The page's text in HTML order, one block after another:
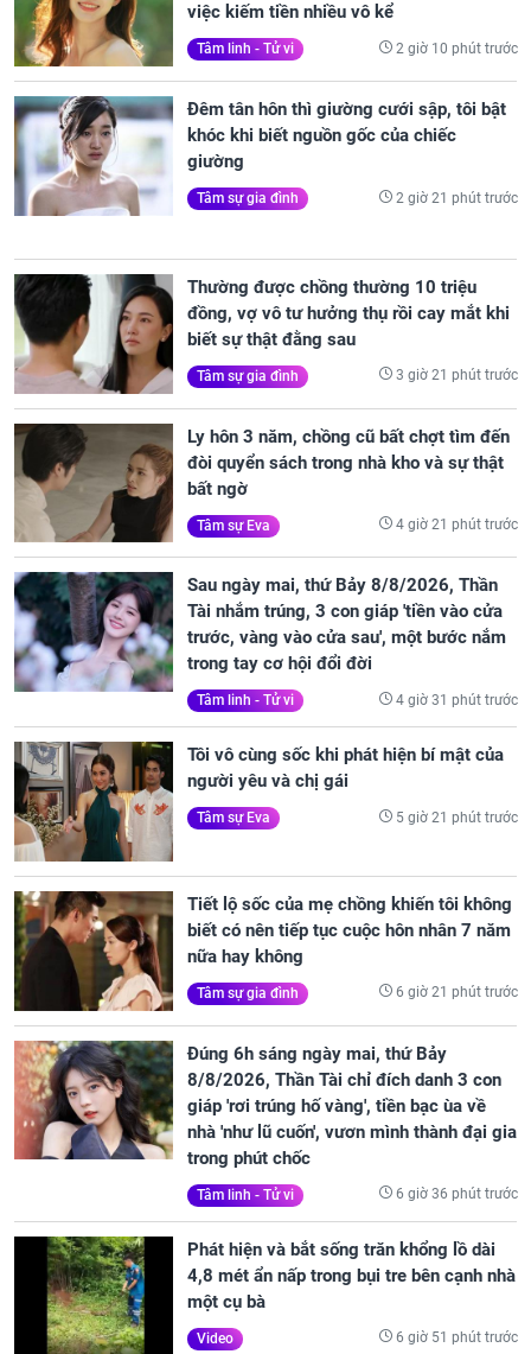
việc kiếm tiền nhiều vô kể
Tâm linh - Tử vi 2 giờ 10 phút trước
Đêm tân hôn thì giường cưới sập, tôi bật
khóc khi biết nguồn gốc của chiếc
giường
Tâm sự gia đình 2 giờ 21 phút trước
Thường được chồng thường 10 triệu
đồng, vợ vô tư hưởng thụ rồi cay mắt khi
biết sự thật đằng sau
Tâm sự gia đình 3 giờ 21 phút trước
Ly hôn 3 năm, chồng cũ bất chợt tìm đến
đòi quyển sách trong nhà kho và sự thật
bất ngờ
Tâm sự Eva 4 giờ 21 phút trước
Sau ngày mai, thứ Bảy 8/8/2026, Thần
Tài nhắm trúng, 3 con giáp 'tiền vào cửa
trước, vàng vào cửa sau', một bước nắm
trong tay cơ hội đổi đời
Tâm linh - Tử vi 4 giờ 31 phút trước
Tôi vô cùng sốc khi phát hiện bí mật của
người yêu và chị gái
Tâm sự Eva 5 giờ 21 phút trước
Tiết lộ sốc của mẹ chồng khiến tôi không
biết có nên tiếp tục cuộc hôn nhân 7 năm
nữa hay không
Tâm sự gia đình 6 giờ 21 phút trước
Đúng 6h sáng ngày mai, thứ Bảy
8/8/2026, Thần Tài chỉ đích danh 3 con
giáp 'rơi trúng hố vàng', tiền bạc ùa về
nhà 'như lũ cuốn', vươn mình thành đại gia
trong phút chốc
Tâm linh - Tử vi 6 giờ 36 phút trước
Phát hiện và bắt sống trăn khổng lồ dài
4,8 mét ẩn nấp trong bụi tre bên cạnh nhà
một cụ bà
Video 6 giờ 51 phút trước